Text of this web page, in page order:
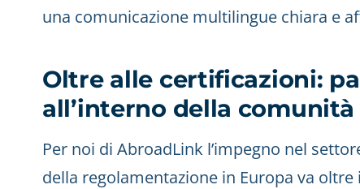
una comunicazione multilingue chiara e
Oltre alle certificazioni:
all’interno della
Per noi di AbroadLink l’impegno nel
della regolamentazione in Europa va